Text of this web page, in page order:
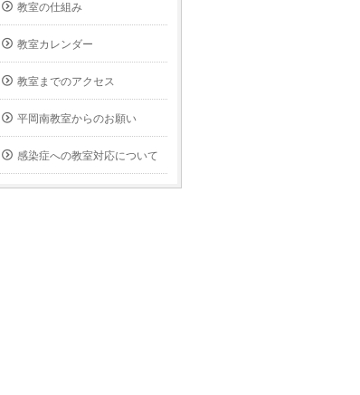
教室の仕組み
教室カレンダー
教室までのアクセス
平岡南教室からのお願い
感染症への教室対応について